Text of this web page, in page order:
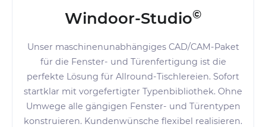
Windoor-Studio©
Unser maschinenunabhängiges CAD/CAM-Paket
für die Fenster- und Türenfertigung ist die
perfekte Lösung für Allround-Tischlereien. Sofort
startklar mit vorgefertigter Typenbibliothek. Ohne
Umwege alle gängigen Fenster- und Türentypen
konstruieren. Kundenwünsche flexibel realisieren.